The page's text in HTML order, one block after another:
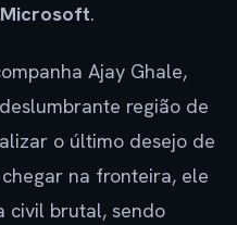
Microsoft.
Ajay Ghale,
região de
o último desejo de
na fronteira, ele
civil brutal, sendo